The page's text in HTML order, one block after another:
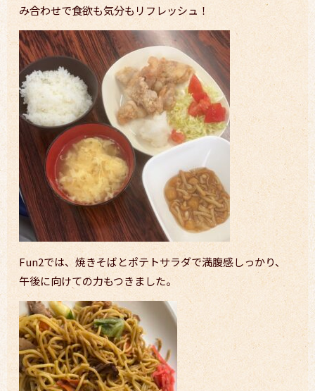
み合わせで食欲も気分もリフレッシュ！
Fun2では、焼きそばとポテトサラダで満腹感しっかり、
午後に向けての力もつきました。